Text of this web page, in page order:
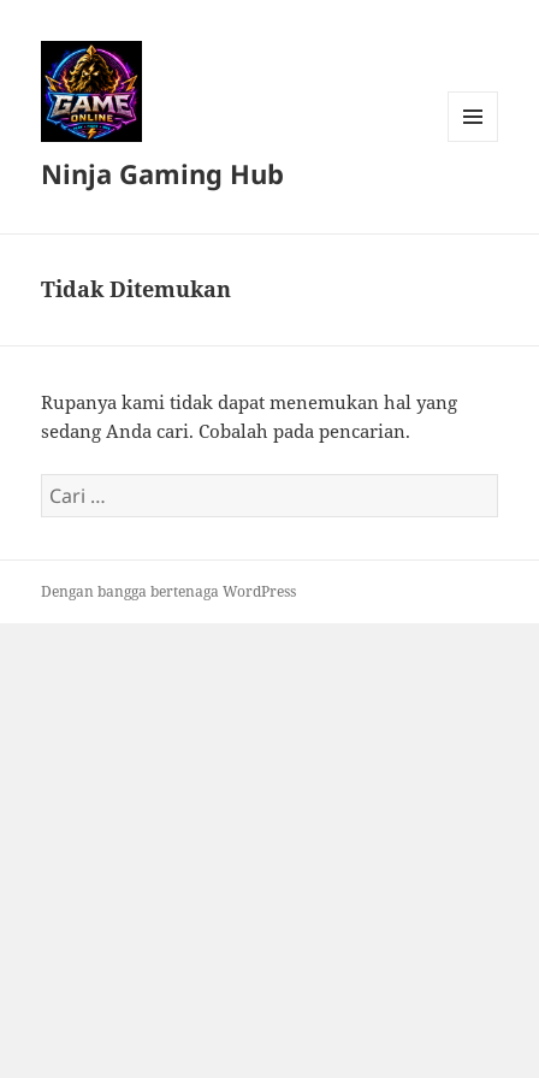
Ninja Gaming Hub
Tidak Ditemukan
Rupanya kami tidak dapat menemukan hal yang
sedang Anda cari. Cobalah pada pencarian.
Cari
untuk:
Dengan bangga bertenaga WordPress